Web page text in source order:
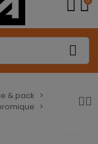
& pack